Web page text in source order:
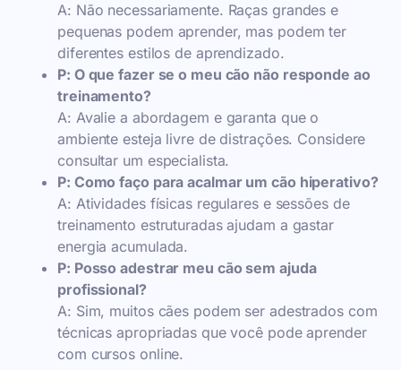
A: Não necessariamente. Raças grandes e
pequenas podem aprender, mas podem ter
diferentes estilos de aprendizado.
P: O que fazer se o meu cão não responde ao
treinamento?
A: Avalie a abordagem e garanta que o
ambiente esteja livre de distrações. Considere
consultar um especialista.
P: Como faço para acalmar um cão hiperativo?
A: Atividades físicas regulares e sessões de
treinamento estruturadas ajudam a gastar
energia acumulada.
P: Posso adestrar meu cão sem ajuda
profissional?
A: Sim, muitos cães podem ser adestrados com
técnicas apropriadas que você pode aprender
com cursos online.